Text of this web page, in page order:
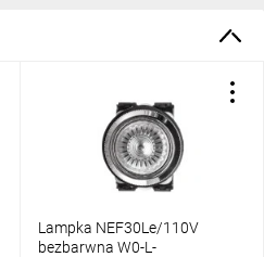
Lampka NEF30Le/110V
bezbarwna W0-L-